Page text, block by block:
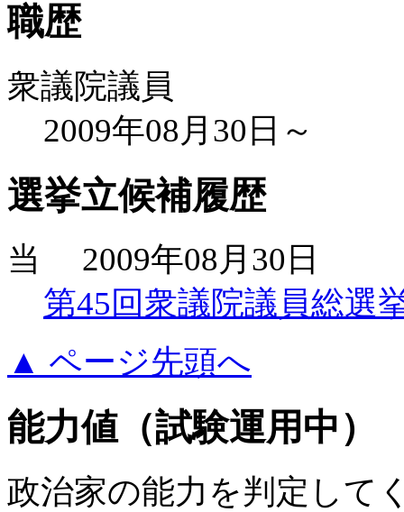
職歴
衆議院議員
2009年08月30日～
選挙立候補履歴
当
2009年08月30日
第45回衆議院議員総選
▲ ページ先頭へ
能力値（試験運用中）
政治家の能力を判定して